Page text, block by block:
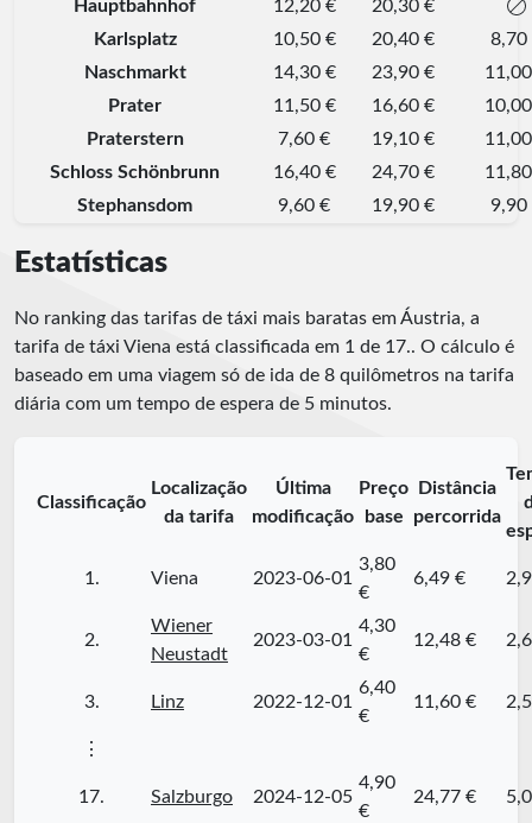
Hauptbahnhof 12,20 €
20,30 €
Karlsplatz
10,50 € 20,40 €
8,70
Naschmarkt
14,30 € 23,90 €
Prater
11,50 € 16,60 €
Praterstern
7,60 € 19,10 €
Schloss Schönbrunn
16,40 € 24,70 €
Stephansdom
9,60 € 19,90 € 9,90
Estatísticas
No ranking das tarifas de táxi mais baratas em Áustria, a
tarifa de táxi Viena está classificada em 1 de 17.. O cálculo é
baseado em uma viagem só de ida de 8 quilômetros na tarifa
diária com um tempo de espera de 5 minutos.
Classificação
Localização
da tarifa
Última
modificação
Preço
base
Distância
percorrida
1. Viena 2023-06-01
3,80
€
6,49 €
2.
Wiener
Neustadt
2023-03-01
4,30
€
12,48 €
3. Linz 2022-12-01
6,40
€
11,60 €
⋮
17. Salzburgo 2024-12-05
4,90
€
24,77 €